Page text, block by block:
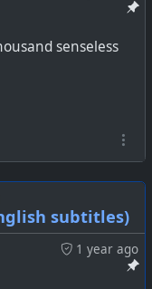
senseless
subtitles)
1 year ago